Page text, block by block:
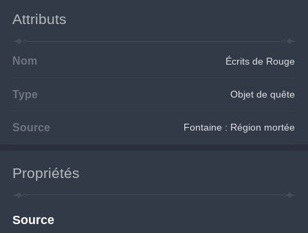
Attributs
Nom Écrits de Rouge
Type Objet de quête
Source Fontaine : Région mortée
Propriétés
Source